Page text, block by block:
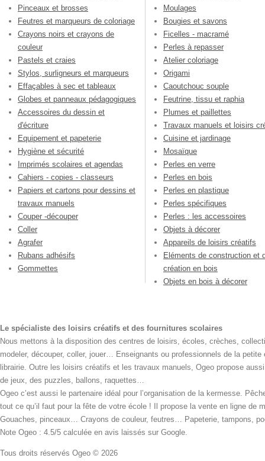
Pinceaux et brosses
Feutres et marqueurs de coloriage
Crayons noirs et crayons de
couleur
Pastels et craies
Stylos, surligneurs et marqueurs
Effaçables à sec et tableaux
Globes et panneaux pédagogiques
Accessoires du dessin et
d'écriture
Equipement et papeterie
Hygiène et sécurité
Imprimés scolaires et agendas
Cahiers - copies - classeurs
Papiers et cartons pour dessins et
travaux manuels
Couper -découper
Coller
Agrafer
Rubans adhésifs
Gommettes
Moulages
Bougies et savons
Ficelles - macramé
Perles à repasser
Atelier coloriage
Origami
Caoutchouc souple
Feutrine, tissu et raphia
Plumes et paillettes
Travaux manuels et loisirs
Cuisine et jardinage
Mosaïque
Perles en verre
Perles en bois
Perles en plastique
Perles spécifiques
Perles : les accessoires
Objets à décorer
Appareils de loisirs créatifs
Eléments de construction et
création en bois
Objets en bois à décorer
Le spécialiste des loisirs créatifs et des fournitures scolaires
Nous mettons à la disposition des centres de loisirs, écoles, crèches,
modeler, découper, coller, jouer… Enseignants ou professionnels de la
librairie. Outre les loisirs créatifs et les travaux manuels, Ogeo propose
de jeux, des puzzles, ballons, raquettes…
Ogeo c’est aussi le partenaire idéal pour l’organisation de la kermesse.
tout ce qu’il faut pour la fête de votre école ! Il propose la vente en ligne
Gouaches, pinceaux… Crayons de couleur, feutres… Papeterie, tampons,
Note Ogeo : 4.5/5 calculée en avis laissés sur Google.
Tous droits réservés Ogeo © 2026